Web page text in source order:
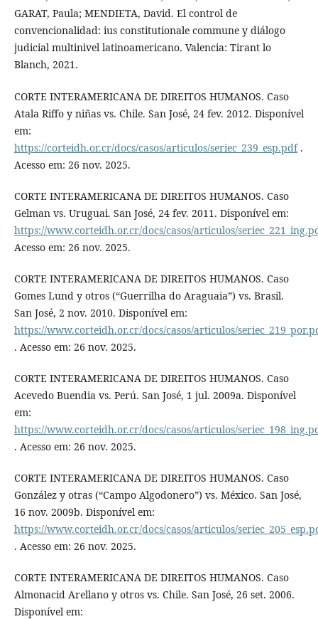
GARAT, Paula; MENDIETA, David. El control de
convencionalidad: ius constitutionale commune y diálogo
judicial multinivel latinoamericano. Valencia: Tirant lo
Blanch, 2021.
CORTE INTERAMERICANA DE DIREITOS HUMANOS. Caso
Atala Riffo y niñas vs. Chile. San José, 24 fev. 2012. Disponível
em:
https://corteidh.or.cr/docs/casos/articulos/seriec_239_esp.pdf.
Acesso em: 26 nov. 2025.
CORTE INTERAMERICANA DE DIREITOS HUMANOS. Caso
Gelman vs. Uruguai. San José, 24 fev. 2011. Disponível em:
https://www.corteidh.or.cr/docs/casos/articulos/
Acesso em: 26 nov. 2025.
CORTE INTERAMERICANA DE DIREITOS HUMANOS. Caso
Gomes Lund y otros (“Guerrilha do Araguaia”) vs. Brasil.
San José, 2 nov. 2010. Disponível em:
https://www.corteidh.or.cr/docs/casos/articulos/
. Acesso em: 26 nov. 2025.
CORTE INTERAMERICANA DE DIREITOS HUMANOS. Caso
Acevedo Buendia vs. Perú. San José, 1 jul. 2009a. Disponível
em:
https://www.corteidh.or.cr/docs/casos/articulos/
. Acesso em: 26 nov. 2025.
CORTE INTERAMERICANA DE DIREITOS HUMANOS. Caso
González y otras (“Campo Algodonero”) vs. México. San José,
16 nov. 2009b. Disponível em:
https://www.corteidh.or.cr/docs/casos/articulos/
. Acesso em: 26 nov. 2025.
CORTE INTERAMERICANA DE DIREITOS HUMANOS. Caso
Almonacid Arellano y otros vs. Chile. San José, 26 set. 2006.
Disponível em: